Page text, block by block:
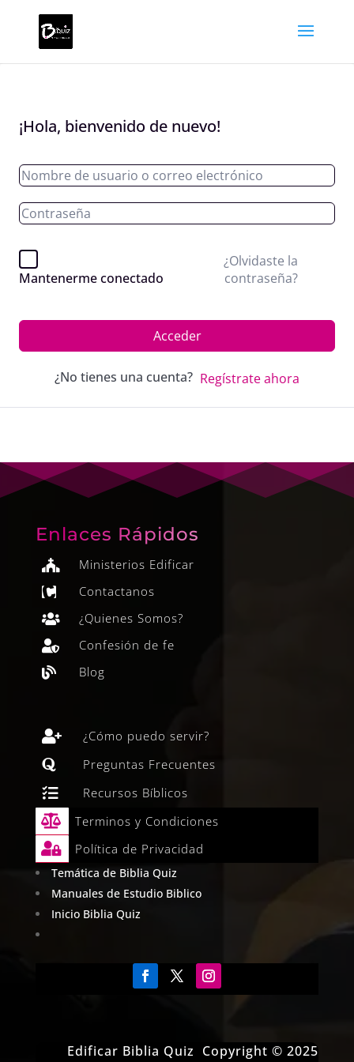
¡Hola, bienvenido de nuevo!
Mantenerme conectado
¿Olvidaste la
contraseña?
Acceder
¿No tienes una cuenta? Regístrate ahora
Enlaces Rápidos
 Ministerios Edificar
 Contactanos
 ¿Quienes Somos?
 Confesión de fe
 Blog
 ¿Cómo puedo servir?
 Preguntas Frecuentes
 Recursos Bíblicos
 Terminos y Condiciones
 Política de Privacidad
Temática de Biblia Quiz
Manuales de Estudio Biblico
Inicio Biblia Quiz
Edificar Biblia Quiz Copyright © 2025